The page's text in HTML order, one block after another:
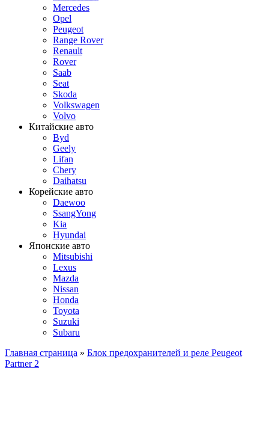
Mercedes
Opel
Peugeot
Range Rover
Renault
Rover
Saab
Seat
Skoda
Volkswagen
Volvo
Китайские авто
Byd
Geely
Lifan
Chery
Daihatsu
Корейские авто
Daewoo
SsangYong
Kia
Hyundai
Японские авто
Mitsubishi
Lexus
Mazda
Nissan
Honda
Toyota
Suzuki
Subaru
Главная страница » Блок предохранителей и реле Peugeot
Partner 2